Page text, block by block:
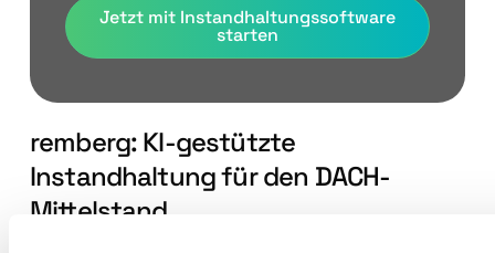
Jetzt mit Instandhaltungssoftware
starten
remberg: KI-gestützte
Instandhaltung für den DACH-
Mittelstand